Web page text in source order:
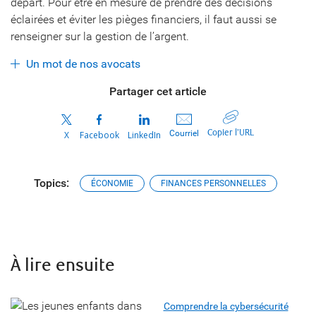
éclairées et éviter les pièges financiers, il faut aussi se
renseigner sur la gestion de l’argent.
Un mot de nos avocats
Partager cet article
X Facebook LinkedIn Courriel Copier l’URL
Topics: ÉCONOMIE FINANCES PERSONNELLES
À lire ensuite
Comprendre la cybersécurité